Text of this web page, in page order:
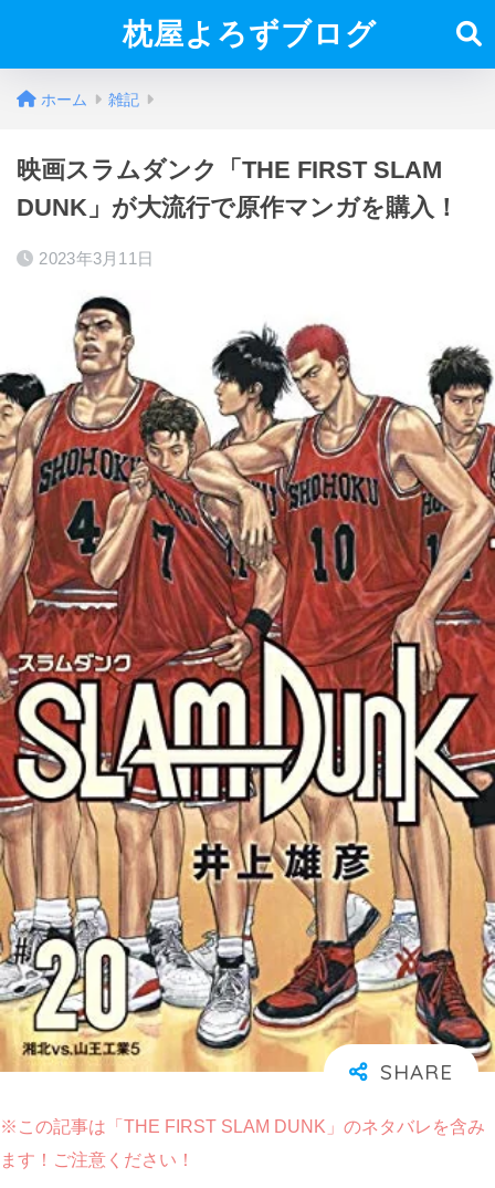
枕屋よろずブログ
ホーム 雑記
映画スラムダンク「THE FIRST SLAM
DUNK」が大流行で原作マンガを購入！
2023年3月11日
※この記事は「THE FIRST SLAM DUNK」のネタバレを含み
ます！ご注意ください！